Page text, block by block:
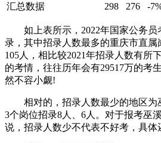
汇总数据
298 276 -
如上表所示，2022年国家公务
录，其中招录人数最多的重庆市直属
105人，相比较2021年招录人数有所
的考情，往往历年会有29517万的考
然不容小觑!
相对的，招录人数最少的地区
3个岗位招录8人、6人。对于报考巫
说，招录人数少不代表不好考，具体